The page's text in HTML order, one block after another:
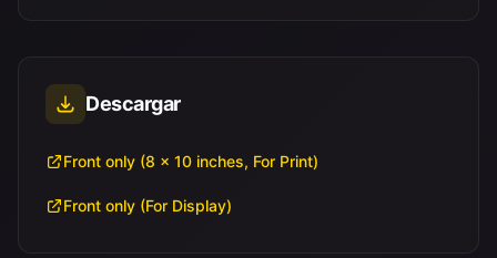
Descargar
Front only (8 x 10 inches, For Print)
Front only (For Display)